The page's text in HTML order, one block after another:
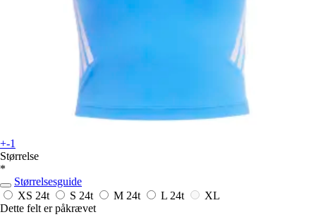
+-1
Størrelse
*
Størrelsesguide
XS 24t S 24t M 24t L 24t
XL
Dette felt er påkrævet